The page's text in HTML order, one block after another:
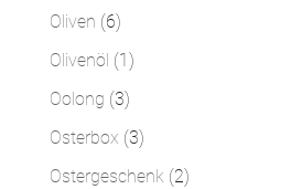
Produkte
Oliven 66
Produkte
Olivenöl 11
Produkt
Oolong 33
Produkte
Osterbox 33
Produkte
Ostergeschenk 22